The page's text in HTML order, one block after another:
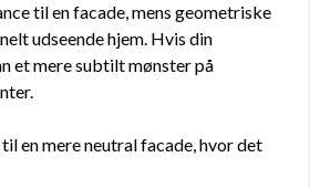
til en facade, mens geometriske
udseende hjem. Hvis din
et mere subtilt mønster på
en mere neutral facade, hvor det